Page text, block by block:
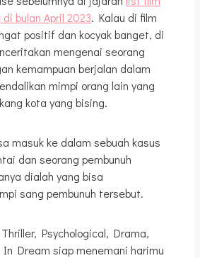
bulan April 2023. Kalau di film
positif dan kocyak banget, di
mengenai seorang
kemampuan berjalan dalam
mimpi orang lain yang
kota yang bising.
masuk ke dalam sebuah kasus
dan seorang pembunuh
dialah yang bisa
sang pembunuh tersebut.
Psychological, Drama,
Dream siap menemani harimu